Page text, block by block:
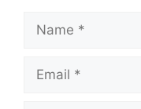
Name
Email